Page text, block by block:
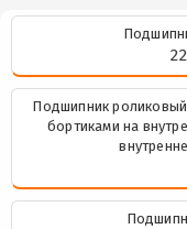
Подшипник
бортиками на